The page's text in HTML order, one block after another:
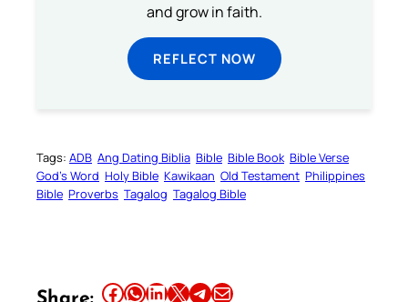
and grow in faith.
REFLECT NOW
Tags: ADB Ang Dating Biblia Bible Bible Book Bible Verse
God’s Word Holy Bible Kawikaan Old Testament Philippines
Bible Proverbs Tagalog Tagalog Bible
Share this article on Facebook Share this article on WhatsApp Share this article on LinkedIn Share this article on X Share this article on TelegramEmail this Article